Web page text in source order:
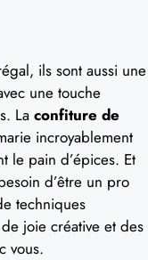
ils sont aussi une
une touche
La confiture de
incroyablement
le pain d’épices. Et
d’être un pro
techniques
joie créative et des
vous.